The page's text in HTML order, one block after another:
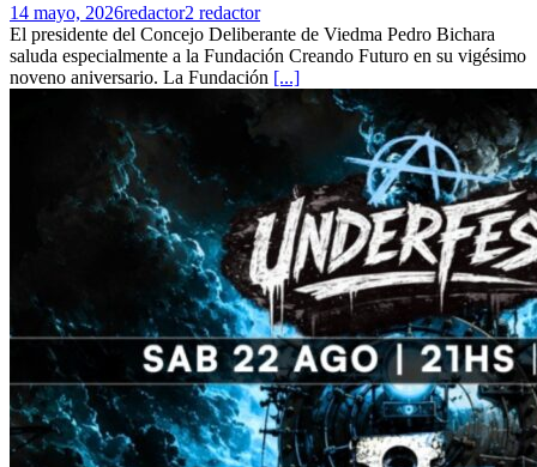
14 mayo, 2026redactor2 redactor
El presidente del Concejo Deliberante de Viedma Pedro Bichara
saluda especialmente a la Fundación Creando Futuro en su vigésimo
noveno aniversario. La Fundación [...]